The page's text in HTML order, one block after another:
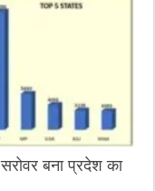
बना प्रदेश का